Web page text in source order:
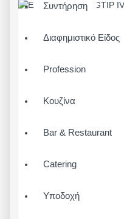
Συντήρηση
Διαφημιστικό Είδος
Profession
Κουζίνα
Bar & Restaurant
Catering
Υποδοχή